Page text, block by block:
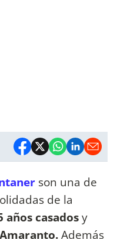
son una de
de la
años casadosy
Además